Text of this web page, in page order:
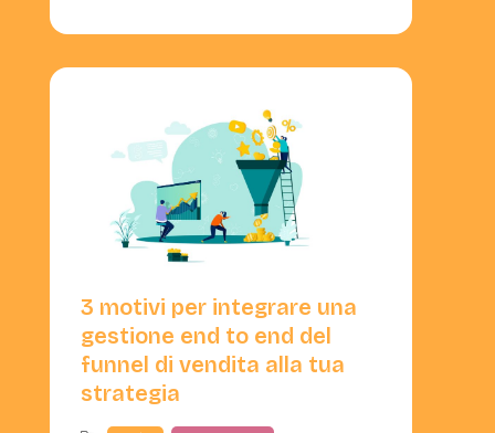
3 motivi per integrare una
gestione end to end del
funnel di vendita alla tua
strategia